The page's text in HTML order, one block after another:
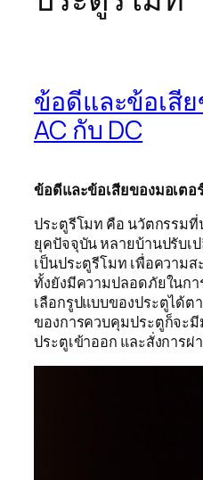
ข้อดีและข้อเสี
AC กับ DC
ข้อดีและข้อเสียของมอเตอ
ประตูรีโมท คือ นวัตกรรม
ยุคปัจจุบัน หลายบ้านปรับเ
เป็นประตูรีโมท เพื่อความ
ทั้งยังมีความปลอดภัยในก
เลือกรูปแบบของประตูได้ต
ของการควบคุมประตูก็จะ
ประตูเข้าออก และสั่งการผ่